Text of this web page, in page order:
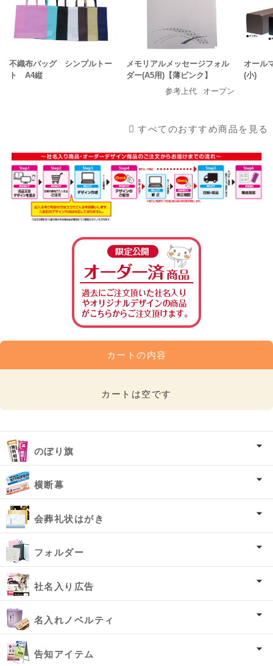
不織布バッグ シンプルトー
ト A4縦
メモリアルメッセージフォル
ダー(A5用)【薄ピンク】
参考上代
オープン
オール
(小)
すべてのおすすめ商品を見る
カートの内容
カートは空です
のぼり旗
横断幕
会葬礼状はがき
フォルダー
社名入り広告
名入れノベルティ
告知アイテム